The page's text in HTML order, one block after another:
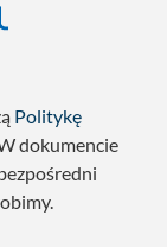
Politykę
dokumencie